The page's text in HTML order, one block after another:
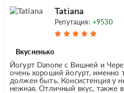
Tatiana
Репутация: +9530
Вкусненько
Йогурт Danone с Вишней и
очень хороший йогурт, именно
должен быть. Консистенция у
нежная. Отличный вкус, также